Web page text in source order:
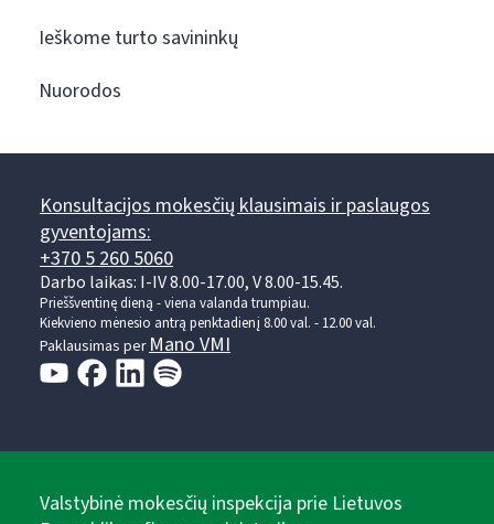
Ieškome turto savininkų
Nuorodos
Konsultacijos mokesčių klausimais ir paslaugos
gyventojams:
+370 5 260 5060
Darbo laikas: I-IV 8.00-17.00, V 8.00-15.45.
Prieššventinę dieną - viena valanda trumpiau.
Kiekvieno mėnesio antrą penktadienį 8.00 val. - 12.00 val.
Paklausimas perMano VMI
Valstybinė mokesčių inspekcija prie Lietuvos